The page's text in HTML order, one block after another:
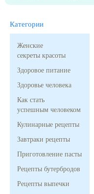
Категории
Женские
секреты красоты
Здоровое питание
Здоровье человека
Как стать
успешным человеком
Кулинарные рецепты
Завтраки рецепты
Приготовление пасты
Рецепты бутербродов
Рецепты выпечки